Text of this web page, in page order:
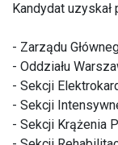
Kandydat uzyskał
- Zarządu
- Oddziału
- Sekcji
- Sekcji
- Sekcji Krążenia